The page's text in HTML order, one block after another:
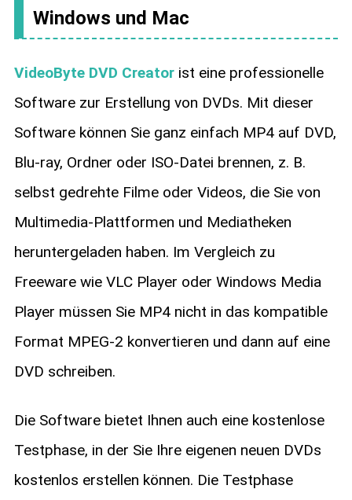
Windows und Mac
VideoByte DVD Creatorist eine professionelle
Software zur Erstellung von DVDs. Mit dieser
Software können Sie ganz einfach MP4 auf DVD,
Blu-ray, Ordner oder ISO-Datei brennen, z. B.
selbst gedrehte Filme oder Videos, die Sie von
Multimedia-Plattformen und Mediatheken
heruntergeladen haben. Im Vergleich zu
Freeware wie VLC Player oder Windows Media
Player müssen Sie MP4 nicht in das kompatible
Format MPEG-2 konvertieren und dann auf eine
DVD schreiben.
Die Software bietet Ihnen auch eine kostenlose
Testphase, in der Sie Ihre eigenen neuen DVDs
kostenlos erstellen können. Die Testphase